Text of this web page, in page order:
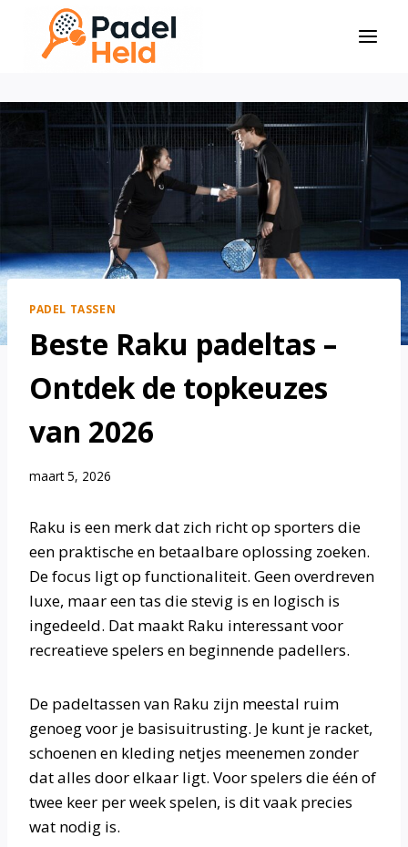
Doorgaan
inhoud
PADEL TASSEN
Beste Raku padeltas –
Ontdek de topkeuzes
van 2026
maart 5, 2026
Raku is een merk dat zich richt op sporters die
een praktische en betaalbare oplossing zoeken.
De focus ligt op functionaliteit. Geen overdreven
luxe, maar een tas die stevig is en logisch is
ingedeeld. Dat maakt Raku interessant voor
recreatieve spelers en beginnende padellers.
De padeltassen van Raku zijn meestal ruim
genoeg voor je basisuitrusting. Je kunt je racket,
schoenen en kleding netjes meenemen zonder
dat alles door elkaar ligt. Voor spelers die één of
twee keer per week spelen, is dit vaak precies
wat nodig is.